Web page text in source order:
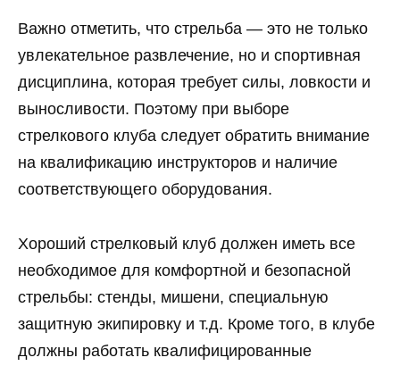
Важно отметить, что стрельба — это не только
увлекательное развлечение, но и спортивная
дисциплина, которая требует силы, ловкости и
выносливости. Поэтому при выборе
стрелкового клуба следует обратить внимание
на квалификацию инструкторов и наличие
соответствующего оборудования.
Хороший стрелковый клуб должен иметь все
необходимое для комфортной и безопасной
стрельбы: стенды, мишени, специальную
защитную экипировку и т.д. Кроме того, в клубе
должны работать квалифицированные